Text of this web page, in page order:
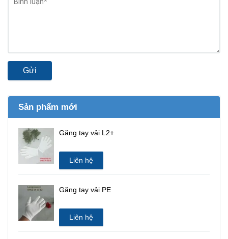
Gửi
Sản phẩm mới
Găng tay vải L2+
Liên hệ
Găng tay vải PE
Liên hệ